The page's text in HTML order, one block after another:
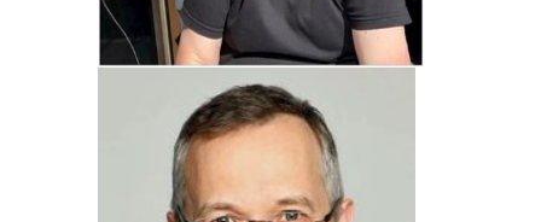
Der wird wohl nie erwachsen ... Will er
auch gar nicht!